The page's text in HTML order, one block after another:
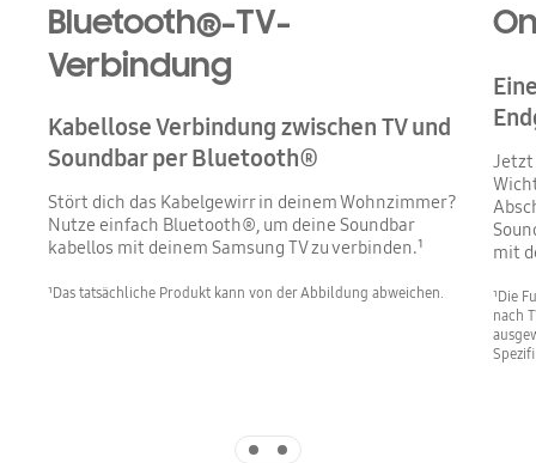
Bluetooth®-TV-
Verbindung
Kabellose Verbindung zwischen TV und
Soundbar per Bluetooth®
Stört dich das Kabelgewirr in deinem Wohnzimmer?
Nutze einfach Bluetooth®, um deine Soundbar
kabellos mit deinem Samsung TV zu verbinden.¹
¹Das tatsächliche Produkt kann von der Abbildung abweichen.
Jetzt
mit
¹Die
nach